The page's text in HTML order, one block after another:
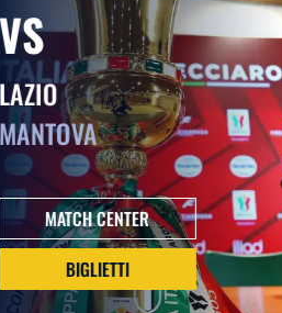
VS
LAZIO
MANTOVA
MATCH CENTER
BIGLIETTI